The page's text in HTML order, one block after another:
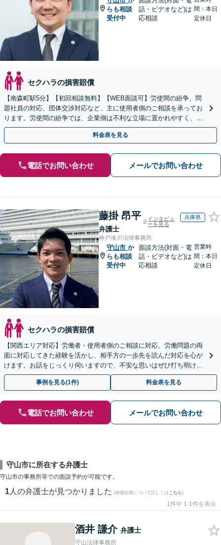
らも相談
受付中
話・ビデオなど)は
応相談
間：本日
定休日
セクハラの損害賠償
【南森町駅5分】【初回相談無料】【WEB面談可】労使間の紛争、問
題社員の対応、団体交渉対応など、主に使用者側のご相談を承ってお
ります。労使間の紛争では、企業側は不利な立場に置かれやすく、適
切な対応が必要です。お早めに弁護士にご相談ください。
料金表を見る
電話でお問い合わせ メールでお問い合わせ
藤掛 昂平
弁護士
インタビュ
ーを見る
兵庫県
神戸湊川法律事務所
守山市 か
らも相談
受付中
面談方法(対面・電
話・ビデオなど)は
応相談
営業時
間：本日
定休日
セクハラの損害賠償
【関西エリア対応】労働者・使用者側のご相談に対応。労働問題の両
面に対応してきた経験を活かし、相手方の一歩先を読んだ対応を心が
けます。お話をじっくり伺いますので、不安な思いはぜひ打ち明けて
ください【夜間・休日相談可（要予約）】
事例を見る(1件) 料金表を見る
電話でお問い合わせ メールでお問い合わせ
守山市に所在する弁護士
守山市の事務所等での面談予約が可能です。
1 人の弁護士が見つかりました (検索結果について詳しくは こちら)
1件中 1-1件を表示
酒井 謙介 弁護士
守山法律事務所